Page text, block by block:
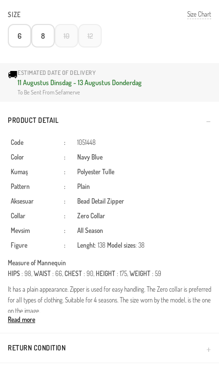
SIZE Size Chart
6 8 10 12
🚚ESTIMATED DATE OF DELIVERY
11 Augustus Dinsdag - 13 Augustus Donderdag
To Be Sent From Sefamerve
PRODUCT DETAIL
Code :
1051448
Color
:
Navy Blue
Kumaş
: PolyesterTulle
Pattern
:
Plain
Aksesuar
: Bead Detail Zipper
Collar
:
Zero Collar
Mevsim
:
All Season
Figure
: Lenght: 138 Model sizes: 38
Measure of Mannequin
HIPS: 98,WAIST: 66,CHEST: 90, HEIGHT: 175,WEIGHT: 59
It has a plain appearance. Zipper is used for easy handling. The Zero collar is preferred
for all types of clothing. Suitable for 4 seasons. The size worn by the model, is the one
on the image.
Maak een onvergetelijke indruk op elk feest met deze prachtige hijab avondjurk. Deze
dragen. De combinatie van verfijnde tule en glinsterende steendetails zorgt voor een
Read more
RETURN CONDITION